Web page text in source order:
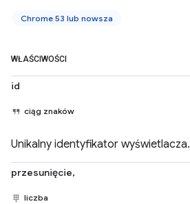
Chrome 53 lub nowsza
WŁAŚCIWOŚCI
id
ciąg znaków
Unikalny identyfikator wyświetlacza.
przesunięcie,
liczba